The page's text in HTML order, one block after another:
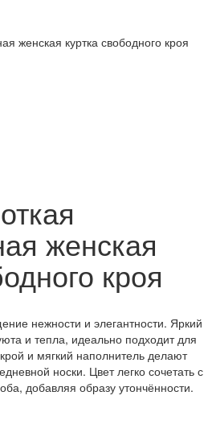
женская куртка свободного кроя
женская
кроя
нежности и элегантности. Яркий
и тепла, идеально подходит для
и мягкий наполнитель делают
носки. Цвет легко сочетать с
добавляя образу утончённости.